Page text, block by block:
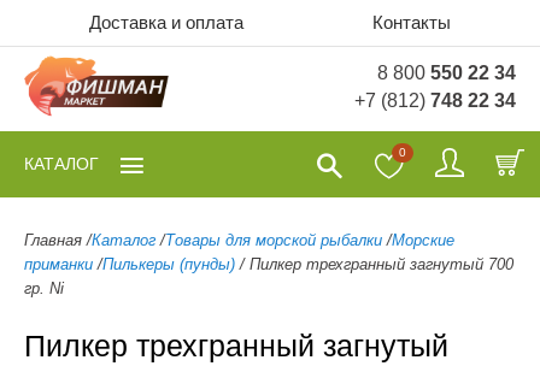
Доставка и оплата Контакты
8 800 550 22 34
+7 (812) 748 22 34
0
КАТАЛОГ
Главная /Каталог /Товары для морской рыбалки /Морские
приманки /Пилькеры (пунды) / Пилкер трехгранный загнутый 700
гр. Ni
Пилкер трехгранный загнутый